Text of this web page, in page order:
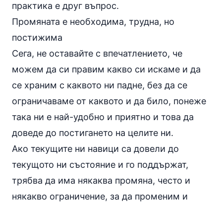
практика е друг въпрос.
Промяната е необходима, трудна, но
постижима
Сега, не оставайте с впечатлението, че
можем да си правим какво си искаме и да
се храним с каквото ни падне, без да се
ограничаваме от каквото и да било, понеже
така ни е най-удобно и приятно и това да
доведе до постигането на целите ни.
Ако текущите ни навици са довели до
текущото ни състояние и го поддържат,
трябва да има някаква промяна, често и
някакво ограничение, за да променим и